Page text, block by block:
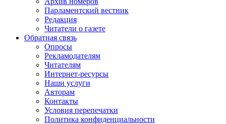
Парламентский вестник
Редакция
Читатели о газете
Обратная связь
Опросы
Рекламодателям
Читателям
Интернет-ресурсы
Наши услуги
Авторам
Контакты
Условия перепечатки
Политика конфиденциальности